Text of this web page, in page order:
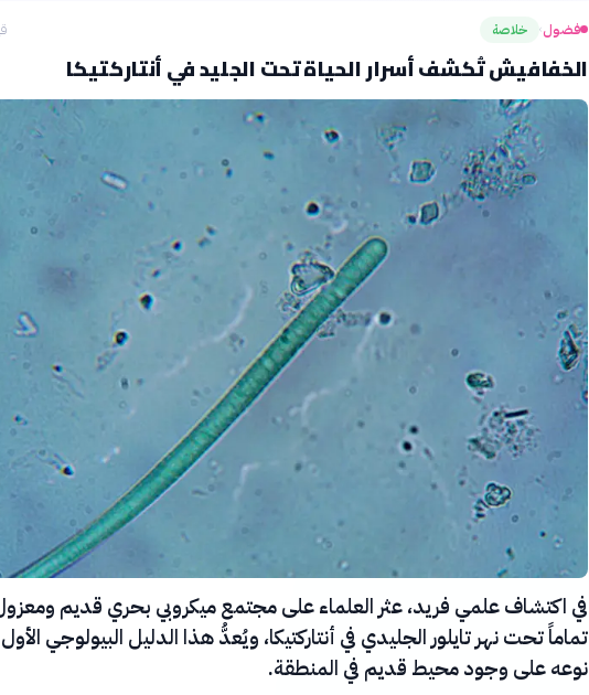
فضول› خلاصة
الخفافيش تُكشف أسرار الحياة تحت الجليد في أنتاركتيكا
في اكتشاف علمي فريد، عثر العلماء على مجتمع ميكروبي بحري قديم
تماماً تحت نهر تايلور الجليدي في أنتاركتيكا، ويُعدُّ هذا الدليل البيولوجي
نوعه على وجود محيط قديم في المنطقة.